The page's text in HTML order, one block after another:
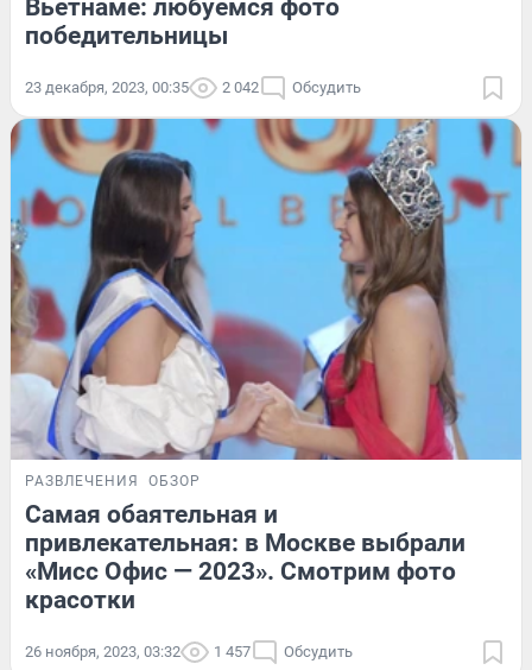
Вьетнаме: любуемся фото
победительницы
23 декабря, 2023, 00:35 2 042 Обсудить
РАЗВЛЕЧЕНИЯ ОБЗОР
Самая обаятельная и
привлекательная: в Москве выбрали
«Мисс Офис — 2023». Смотрим фото
красотки
26 ноября, 2023, 03:32 1 457 Обсудить